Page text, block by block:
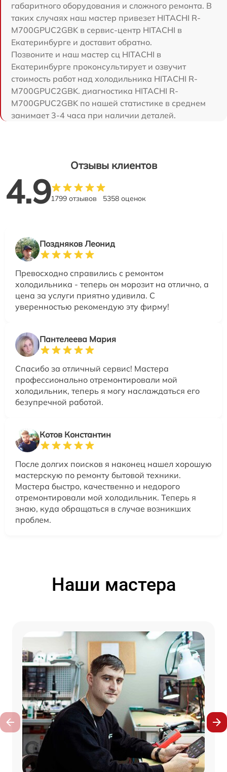
габаритного оборудования и сложного ремонта. В
таких случаях наш мастер привезет HITACHI R-
M700GPUC2GBK в сервис-центр HITACHI в
Екатеринбурге и доставит обратно.
Позвоните и наш мастер сц HITACHI в
Екатеринбурге проконсультирует и озвучит
стоимость работ над холодильника HITACHI R-
M700GPUC2GBK. диагностика HITACHI R-
M700GPUC2GBK по нашей статистике в среднем
занимает 3-4 часа при наличии деталей.
Отзывы клиентов
4.91799 отзывов 5358 оценок
Поздняков Леонид
Превосходно справились с ремонтом
холодильника - теперь он морозит на отлично, а
цена за услуги приятно удивила. С
уверенностью рекомендую эту фирму!
Пантелеева Мария
Спасибо за отличный сервис! Мастера
профессионально отремонтировали мой
холодильник, теперь я могу наслаждаться его
безупречной работой.
Котов Константин
После долгих поисков я наконец нашел хорошую
мастерскую по ремонту бытовой техники.
Мастера быстро, качественно и недорого
отремонтировали мой холодильник. Теперь я
знаю, куда обращаться в случае возникших
проблем.
Наши мастера